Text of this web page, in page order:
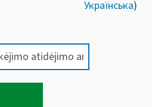
Українська)